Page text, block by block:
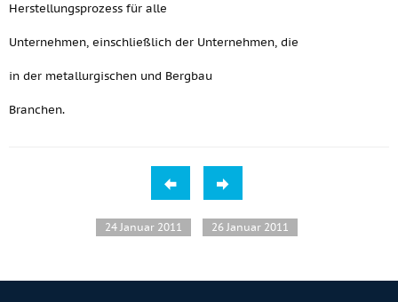
Herstellungsprozess für alle
Unternehmen, einschließlich der Unternehmen, die
in der metallurgischen und Bergbau
Branchen.
24 Januar 2011 26 Januar 2011